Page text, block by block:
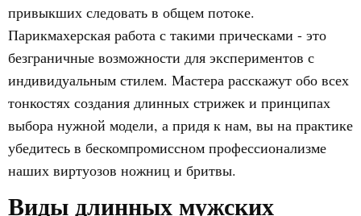
привыкших следовать в общем потоке.
Парикмахерская работа с такими прическами - это
безграничные возможности для экспериментов с
индивидуальным стилем. Мастера расскажут обо всех
тонкостях создания длинных стрижек и принципах
выбора нужной модели, а придя к нам, вы на практике
убедитесь в бескомпромиссном профессионализме
наших виртуозов ножниц и бритвы.
Виды длинных мужских